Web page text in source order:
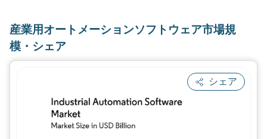
産業用オートメーションソフトウェア市場規
模・シェア
シェア